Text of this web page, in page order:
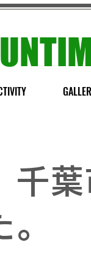
千